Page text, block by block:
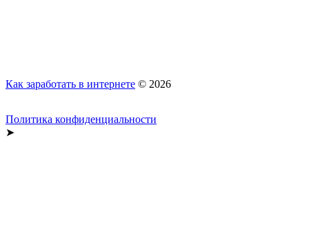
Как заработать в интернете © 2026
Политика конфиденциальности
➤